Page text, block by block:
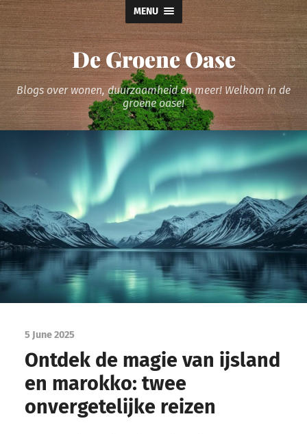
MENU
De Groene Oase
Blogs over wonen, duurzaamheid en meer! Welkom in de
groene oase!
5 June 2025
Ontdek de magie van ijsland
en marokko: twee
onvergetelijke reizen